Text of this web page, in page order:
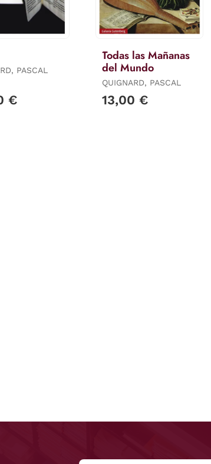
PASCAL
€
Todas las Mañanas
del Mundo
QUIGNARD, PASCAL
13,00 €